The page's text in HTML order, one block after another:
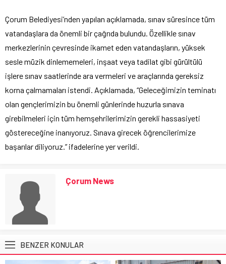
Çorum Belediyesi’nden yapılan açıklamada, sınav süresince tüm
vatandaşlara da önemli bir çağrıda bulundu. Özellikle sınav
merkezlerinin çevresinde ikamet eden vatandaşların, yüksek
sesle müzik dinlememeleri, inşaat veya tadilat gibi gürültülü
işlere sınav saatlerinde ara vermeleri ve araçlarında gereksiz
korna çalmamaları istendi. Açıklamada, “Geleceğimizin teminatı
olan gençlerimizin bu önemli günlerinde huzurla sınava
girebilmeleri için tüm hemşehrilerimizin gerekli hassasiyeti
göstereceğine inanıyoruz. Sınava girecek öğrencilerimize
başarılar diliyoruz.” ifadelerine yer verildi.
Çorum News
BENZER KONULAR